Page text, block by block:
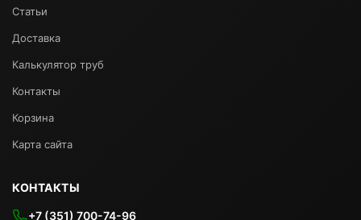
Статьи
Доставка
Калькулятор труб
Контакты
Корзина
Карта сайта
КОНТАКТЫ
+7 (351) 700-74-96